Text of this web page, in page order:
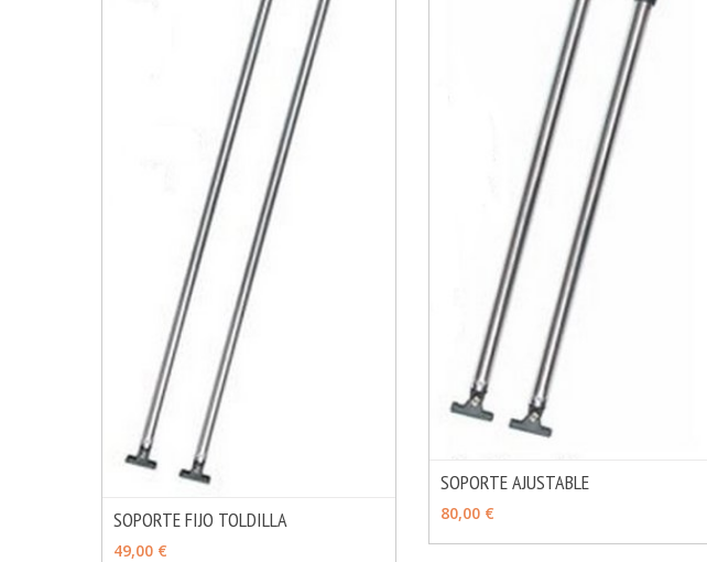
SOPORTE FIJO TOLDILLA
49,00 €
SOPORTE AJUSTABLE
80,00 €